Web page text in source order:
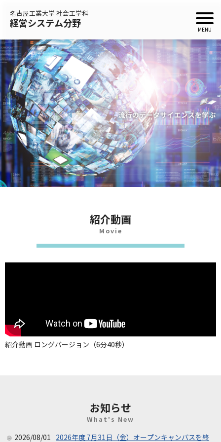
名古屋工業大学 社会工学科
経営システム分野
紹介動画
紹介動画 ロングバージョン（6分40秒）
お知らせ
2026/08/01 2026年度 7月31日（金）オープンキャンパスを終